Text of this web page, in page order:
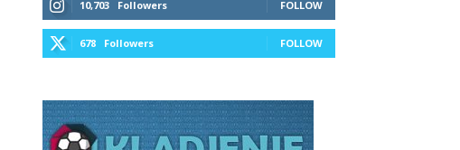
10,703 Followers FOLLOW
678 Followers FOLLOW